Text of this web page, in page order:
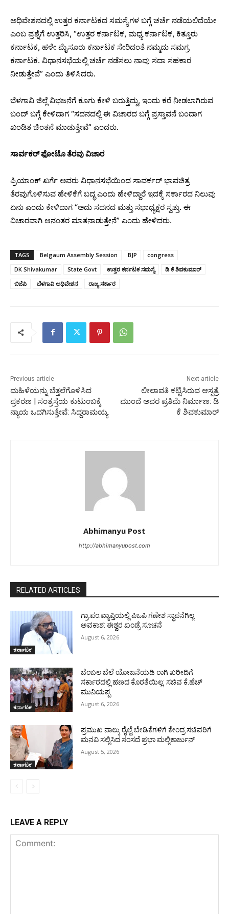
ಅಧಿವೇಶನದಲ್ಲಿ‌ ಉತ್ತರ ಕರ್ನಾಟಕದ ಸಮಸ್ಯೆಗಳ‌ ಬಗ್ಗೆ‌ ಚರ್ಚೆ ನಡೆಯಲಿದೆಯೇ
ಎಂಬ ಪ್ರಶ್ನೆಗೆ ಉತ್ತರಿಸಿ, “ಉತ್ತರ ಕರ್ನಾಟಕ, ಮಧ್ಯ ಕರ್ನಾಟಕ, ಕಿತ್ತೂರು‌
ಕರ್ನಾಟಕ, ಹಳೇ ಮೈಸೂರು ಕರ್ನಾಟಕ ಸೇರಿದಂತೆ ನಮ್ಮದು ಸಮಗ್ರ
ಕರ್ನಾಟಕ. ವಿಧಾನಸಭೆಯಲ್ಲಿ ಚರ್ಚೆ ನಡೆಸಲು ನಾವು ಸದಾ ಸಹಕಾರ
ನೀಡುತ್ತೇವೆ” ಎಂದು ತಿಳಿಸಿದರು.
ಬೆಳಗಾವಿ ಜಿಲ್ಲೆ‌‌ ವಿಭಜನೆಗೆ ಕೂಗು ಕೇಳಿ ಬರುತ್ತಿದ್ದು, ಇಂದು ಕರೆ ನೀಡಲಾಗಿರುವ
ಬಂದ್ ಬಗ್ಗೆ ಕೇಳಿದಾಗ “ಸದನದಲ್ಲಿ ಈ ವಿಚಾರದ ಬಗ್ಗೆ ಪ್ರಸ್ತಾವನೆ ಬಂದಾಗ‌
ಖಂಡಿತ ಚಿಂತನೆ ಮಾಡುತ್ತೇವೆ” ಎಂದರು.
ಸಾರ್ವಕರ್ ಫೋಟೊ ತೆರವು ವಿಚಾರ
ಪ್ರಿಯಾಂಕ್ ಖರ್ಗೆ‌ ಅವರು ವಿಧಾನಸಭೆಯಿಂದ ಸಾವರ್ಕರ್ ಭಾವಚಿತ್ರ
ತೆರವುಗೊಳಿಸುವ ಹೇಳಿಕೆ‌ಗೆ ಬದ್ಧ ಎಂದು ಹೇಳಿದ್ದಾರೆ ಇದಕ್ಕೆ ಸರ್ಕಾರದ ನಿಲುವು
ಏನು ಎಂದು ಕೇಳಿದಾಗ “ಅದು ಸದನದ ಮತ್ತು ಸಭಾಧ್ಯಕ್ಷರ ಸ್ವತ್ತು. ಈ
ವಿಚಾರವಾಗಿ ಆನಂತರ ಮಾತನಾಡುತ್ತೇನೆ” ಎಂದು ಹೇಳಿದರು.
TAGS Belgaum Assembly Session BJP
congress
DK Shivakumar
State Govt ಉತ್ತರ ಕರ್ನಟಕ ಸಮಸ್ಯೆ
ಡಿ ಕೆ ಶಿವಕುಮಾರ್‌
ಬಿಜೆಪಿ
ಬೆಳಗಾವಿ ಅಧಿವೇಶನ ರಾಜ್ಯ ಸರ್ಕಾರ
Previous article
ಮಹಿಳೆಯನ್ನು ಬೆತ್ತಲೆಗೊಳಿಸಿದ
ಪ್ರಕರಣ | ಸಂತ್ರಸ್ತೆಯ ಕುಟುಂಬಕ್ಕೆ
ನ್ಯಾಯ ಒದಗಿಸುತ್ತೇವೆ: ಸಿದ್ದರಾಮಯ್ಯ
Next article
ಲೀಲಾವತಿ ಕಟ್ಟಿಸಿರುವ ಆಸ್ಪತ್ರೆ
ಮುಂದೆ ಅವರ ಪ್ರತಿಮೆ ನಿರ್ಮಾಣ: ಡಿ
ಕೆ ಶಿವಕುಮಾರ್‌
Abhimanyu Post
http://abhimanyupost.com
RELATED ARTICLES
ಕರ್ನಾಟಕ
ಗ್ರಾ.ಪಂ.ವ್ಯಾಪ್ತಿಯಲ್ಲಿ ಪಿಒಪಿ ಗಣೇಶ ಸ್ಥಾಪನೆಗಿಲ್ಲ
ಅವಕಾಶ: ಈಶ್ವರ ಖಂಡ್ರೆ ಸೂಚನೆ
August 6, 2026
ಕರ್ನಾಟಕ
ಬೆಂಬಲ ಬೆಲೆ ಯೋಜನೆಯಡಿ ರಾಗಿ ಖರೀದಿಗೆ
ಸರ್ಕಾರದಲ್ಲಿ ಹಣದ ಕೊರತೆಯಿಲ್ಲ: ಸಚಿವ ಕೆ.ಹೆಚ್
ಮುನಿಯಪ್ಪ
August 6, 2026
ಕರ್ನಾಟಕ
ಪ್ರಮುಖ ನಾಲ್ಕು ರೈಲ್ವೆ ಬೇಡಿಕೆಗಳಿಗೆ ಕೇಂದ್ರ ಸಚಿವರಿಗೆ
ಮನವಿ ಸಲ್ಲಿಸಿದ ಸಂಸದೆ ಪ್ರಭಾ ಮಲ್ಲಿಕಾರ್ಜುನ್
August 5, 2026
LEAVE A REPLY